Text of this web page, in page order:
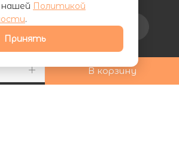
В корзину
на рассылку
+7 (800) 555-81-19
нашей Политикой
.
Принять